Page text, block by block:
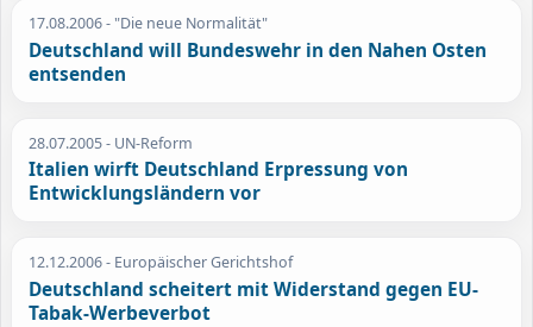
17.08.2006- "Die neue Normalität"
Deutschland will Bundeswehr in den Nahen Osten
entsenden
28.07.2005- UN-Reform
Italien wirft Deutschland Erpressung von
Entwicklungsländern vor
12.12.2006- Europäischer Gerichtshof
Deutschland scheitert mit Widerstand gegen EU-
Tabak-Werbeverbot